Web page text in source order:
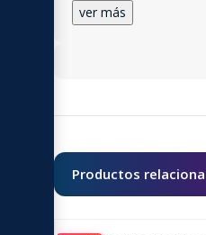
ver más
Productos